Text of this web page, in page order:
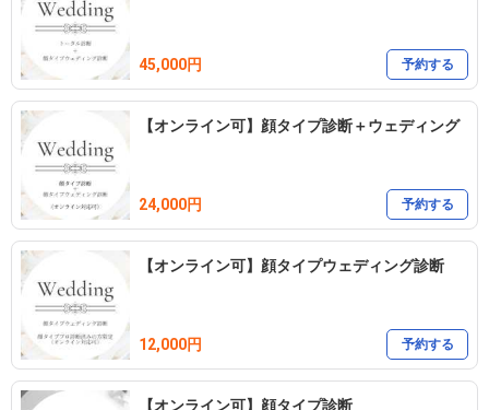
45,000円 予約する
【オンライン可】顔タイプ診断＋ウェディング
24,000円 予約する
【オンライン可】顔タイプウェディング診断
12,000円 予約する
【オンライン可】顔タイプ診断